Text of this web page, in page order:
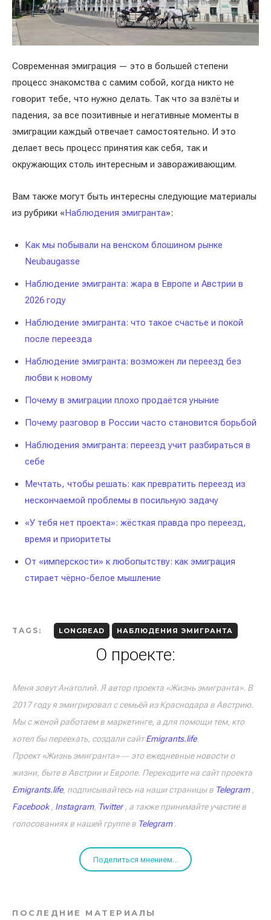
Современная эмиграция — это в большей степени
процесс знакомства с самим собой, когда никто не
говорит тебе, что нужно делать. Так что за взлёты и
падения, за все позитивные и негативные моменты в
эмиграции каждый отвечает самостоятельно. И это
делает весь процесс принятия как себя, так и
окружающих столь интересным и завораживающим.
Вам также могут быть интересны следующие материалы
из рубрики «Наблюдения эмигранта»:
Как мы побывали на венском блошином рынке
Neubaugasse
Наблюдение эмигранта: жара в Европе и Австрии в
2026 году
Наблюдение эмигранта: что такое счастье и покой
после переезда
Наблюдение эмигранта: возможен ли переезд без
любви к новому
Почему в эмиграции плохо продаётся уныние
Почему разговор в России часто становится борьбой
Наблюдения эмигранта: переезд учит разбираться в
себе
Мечтать, чтобы решать: как превратить переезд из
нескончаемой проблемы в посильную задачу
«У тебя нет проекта»: жёсткая правда про переезд,
время и приоритеты
От «имперскости» к любопытству: как эмиграция
стирает чёрно-белое мышление
TAGS: LONGREAD НАБЛЮДЕНИЯ ЭМИГРАНТА
О проекте:
Меня зовут Анатолий. Я автор проекта «Жизнь эмигранта». В
2017 году я эмигрировал с семьёй из Краснодара в Австрию.
Мы с женой работаем в маркетинге, а для помощи тем, кто
хотел бы переехать, создали сайтEmigrants.life.
Проект «Жизнь эмигранта» ― это ежедневные новости о
жизни, быте в Австрии и Европе. Переходите на сайт проекта
Emigrants.life, подписывайтесь на наши страницы в Telegram,
Facebook, Instagram, Twitter, а также принимайте участие в
голосованиях в нашей группе в Telegram.
Поделиться мнением...
ПОСЛЕДНИЕ МАТЕРИАЛЫ